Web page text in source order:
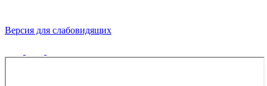
Версия для слабовидящих